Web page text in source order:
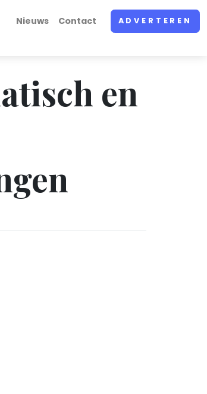
Nieuws Contact ADVERTEREN
en